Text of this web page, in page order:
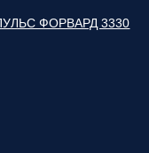
ФОРВАРД 3330